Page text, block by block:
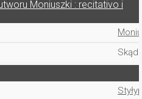
Moniuszki : recitativo i
Skąd